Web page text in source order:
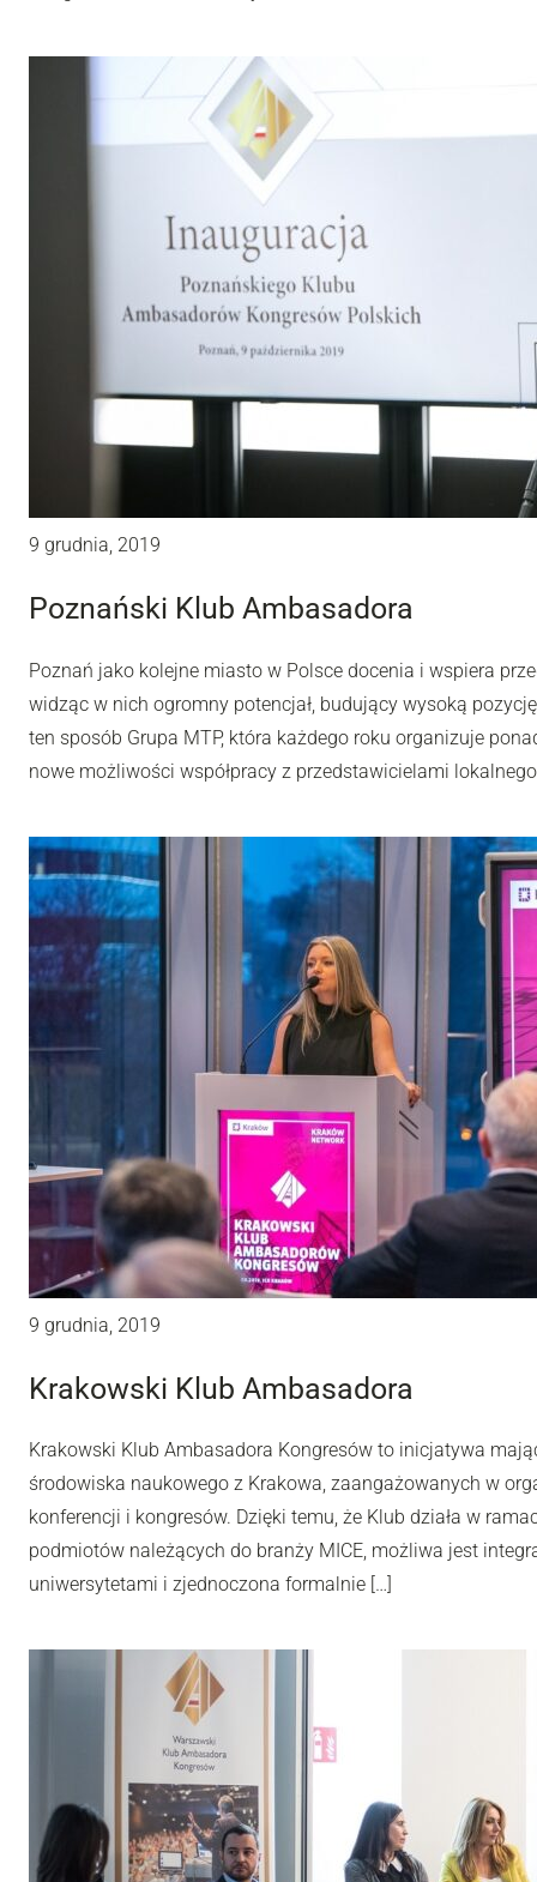
9 grudnia, 2019
Poznański Klub Ambasadora
Poznań jako kolejne miasto w Polsce docenia i wspiera
widząc w nich ogromny potencjał, budujący wysoką
ten sposób Grupa MTP, która każdego roku organizuje
nowe możliwości współpracy z przedstawicielami
9 grudnia, 2019
Krakowski Klub Ambasadora
Krakowski Klub Ambasadora Kongresów to inicjatywa
środowiska naukowego z Krakowa, zaangażowanych w
konferencji i kongresów. Dzięki temu, że Klub działa w
podmiotów należących do branży MICE, możliwa jest
uniwersytetami i zjednoczona formalnie […]